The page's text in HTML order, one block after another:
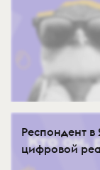
Респондент
цифровой